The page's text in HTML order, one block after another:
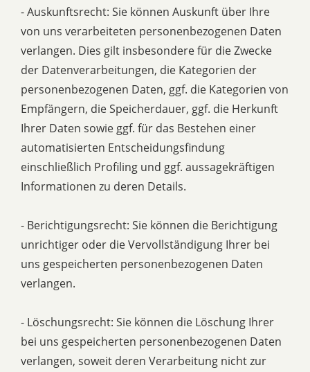
- Auskunftsrecht: Sie können Auskunft über Ihre
von uns verarbeiteten personenbezogenen Daten
verlangen. Dies gilt insbesondere für die Zwecke
der Datenverarbeitungen, die Kategorien der
personenbezogenen Daten, ggf. die Kategorien von
Empfängern, die Speicherdauer, ggf. die Herkunft
Ihrer Daten sowie ggf. für das Bestehen einer
automatisierten Entscheidungsfindung
einschließlich Profiling und ggf. aussagekräftigen
Informationen zu deren Details.
- Berichtigungsrecht: Sie können die Berichtigung
unrichtiger oder die Vervollständigung Ihrer bei
uns gespeicherten personenbezogenen Daten
verlangen.
- Löschungsrecht: Sie können die Löschung Ihrer
bei uns gespeicherten personenbezogenen Daten
verlangen, soweit deren Verarbeitung nicht zur